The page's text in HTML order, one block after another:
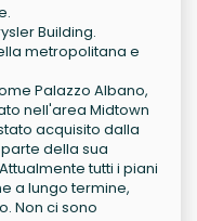
Building.
metropolitana e
Palazzo Albano,
nell'area Midtown
acquisito dalla
della sua
tutti i piani
a lungo termine,
Non ci sono